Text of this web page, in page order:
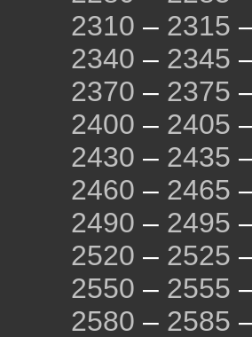
2310 – 2315
2340 – 2345
2370 – 2375
2400 – 2405
2430 – 2435
2460 – 2465
2490 – 2495
2520 – 2525
2550 – 2555
2580 – 2585